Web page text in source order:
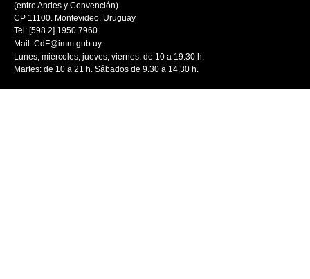
(entre Andes y Convención)
CP 11100. Montevideo. Uruguay
Tel: [598 2] 1950 7960
Mail: CdF@imm.gub.uy
Lunes, miércoles, jueves, viernes: de 10 a 19.30 h.
Martes: de 10 a 21 h. Sábados de 9.30 a 14.30 h.